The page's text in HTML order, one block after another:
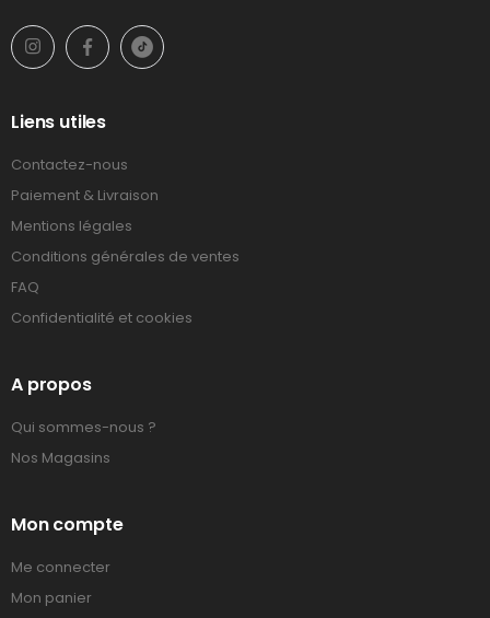
Liens utiles
Contactez-nous
Paiement & Livraison
Mentions légales
Conditions générales de ventes
FAQ
Confidentialité et cookies
A propos
Qui sommes-nous ?
Nos Magasins
Mon compte
Me connecter
Mon panier